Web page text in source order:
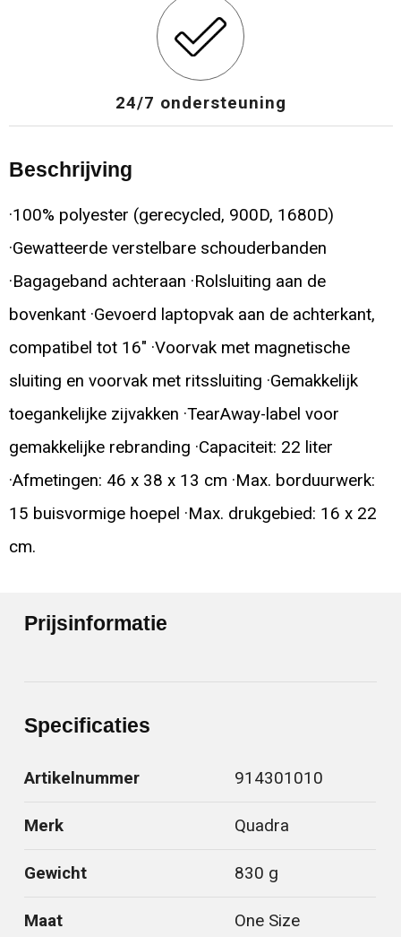
24/7 ondersteuning
Beschrijving
·100% polyester (gerecycled, 900D, 1680D)
·Gewatteerde verstelbare schouderbanden
·Bagageband achteraan ·Rolsluiting aan de
bovenkant ·Gevoerd laptopvak aan de achterkant,
compatibel tot 16" ·Voorvak met magnetische
sluiting en voorvak met ritssluiting ·Gemakkelijk
toegankelijke zijvakken ·TearAway-label voor
gemakkelijke rebranding ·Capaciteit: 22 liter
·Afmetingen: 46 x 38 x 13 cm ·Max. borduurwerk:
15 buisvormige hoepel ·Max. drukgebied: 16 x 22
cm.
Prijsinformatie
Specificaties
Artikelnummer 914301010
Merk Quadra
Gewicht 830 g
Maat One Size